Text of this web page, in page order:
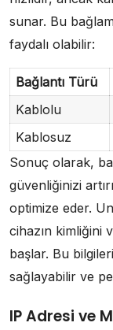
sunar. Bu
faydalı olabilir:
Bağlantı Türü
Kablolu
Kablosuz
Sonuç olarak,
güvenliğinizi
optimize eder.
cihazın kimliğini
başlar. Bu
sağlayabilir ve
IP Adresi ve